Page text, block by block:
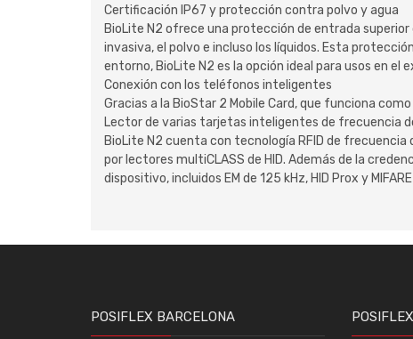
Certificación IP67 y protección contra polvo y agua
BioLite N2 ofrece una protección de entrada
invasiva, el polvo e incluso los líquidos. Esta
entorno, BioLite N2 es la opción ideal para usos en el
Conexión con los teléfonos inteligentes
Gracias a la BioStar 2 Mobile Card, que funciona
Lector de varias tarjetas inteligentes de frecuencia
BioLite N2 cuenta con tecnología RFID de frecuencia
por lectores multiCLASS de HID. Además de la
dispositivo, incluidos EM de 125 kHz, HID Prox y
POSIFLEX BARCELONA